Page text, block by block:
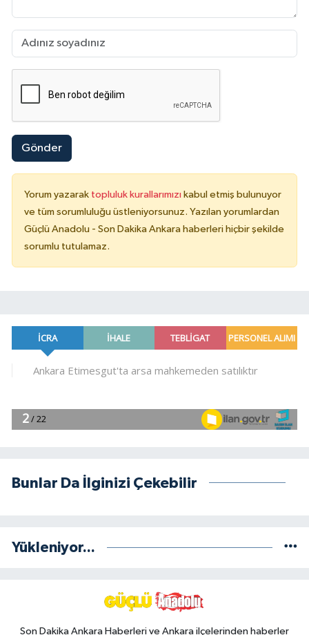
Gönder
Yorum yazarak topluluk kurallarımızı kabul etmiş bulunuyor
ve tüm sorumluluğu üstleniyorsunuz. Yazılan yorumlardan
Güçlü Anadolu - Son Dakika Ankara haberleri hiçbir şekilde
sorumlu tutulamaz.
Bunlar Da İlginizi Çekebilir
Yükleniyor...
Son Dakika Ankara Haberleri ve Ankara ilçelerinden haberler